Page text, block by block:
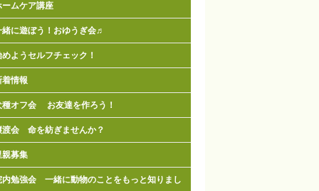
ームケア講座
緒に遊ぼう！おゆうぎ会♬
めようセルフチェック！
着情報
種オフ会 お友達を作ろう！
渡会 命を紡ぎませんか？
親募集
内勉強会 一緒に動物のことをもっと知りまし